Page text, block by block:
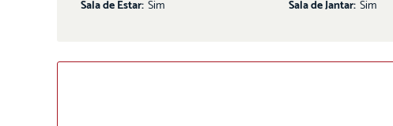
Sala de Estar: Sim Sala de Jantar: Sim